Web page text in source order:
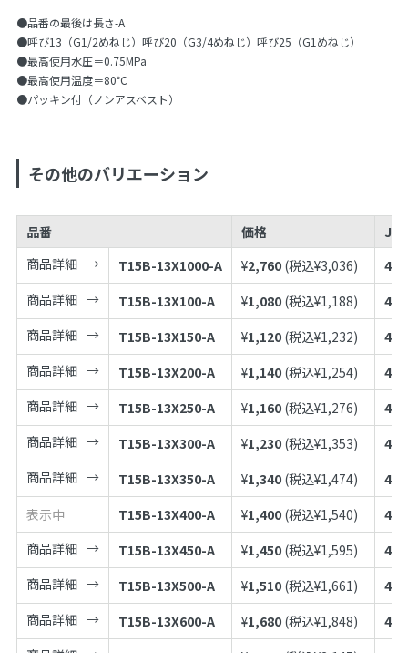
●品番の最後は長さ-A
●呼び13（G1/2めねじ）呼び20（G3/4めねじ）呼び25（G1めねじ）
●最高使用水圧＝0.75MPa
●最高使用温度＝80℃
●パッキン付（ノンアスベスト）
その他のバリエーション
品番 価格
商品詳細
T15B-13X1000-A ¥2,760 (税込¥3,036)
商品詳細
T15B-13X100-A ¥1,080 (税込¥1,188)
商品詳細
T15B-13X150-A ¥1,120 (税込¥1,232)
商品詳細
T15B-13X200-A ¥1,140 (税込¥1,254)
商品詳細
T15B-13X250-A ¥1,160 (税込¥1,276)
商品詳細
T15B-13X300-A ¥1,230 (税込¥1,353)
商品詳細
T15B-13X350-A ¥1,340 (税込¥1,474)
表示中
T15B-13X400-A ¥1,400 (税込¥1,540)
商品詳細
T15B-13X450-A ¥1,450 (税込¥1,595)
商品詳細
T15B-13X500-A ¥1,510 (税込¥1,661)
商品詳細
T15B-13X600-A ¥1,680 (税込¥1,848)